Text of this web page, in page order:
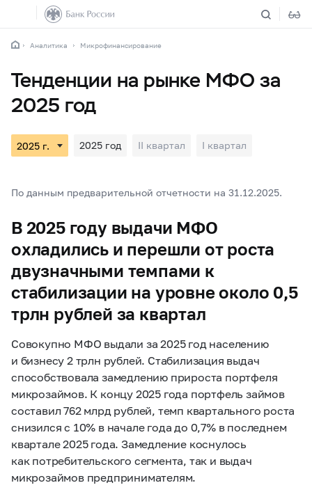
Аналитика Микрофинансирование
Тенденции на рынке МФО за
2025 год
2025 год II квартал I квартал
По данным предварительной отчетности на 31.12.2025.
В 2025 году выдачи МФО
охладились и перешли от роста
двузначными темпами к
стабилизации на уровне около 0,5
трлн рублей за квартал
Совокупно МФО выдали за 2025 год населению
и бизнесу 2 трлн рублей. Стабилизация выдач
способствовала замедлению прироста портфеля
микрозаймов. К концу 2025 года портфель займов
составил 762 млрд рублей, темп квартального роста
снизился с 10% в начале года до 0,7% в последнем
квартале 2025 года. Замедление коснулось
как потребительского сегмента, так и выдач
микрозаймов предпринимателям.